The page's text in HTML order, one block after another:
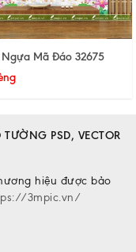
Ngựa Mã Đáo 32675
PSD, VECTOR
hiệu được bảo
3mpic.vn/